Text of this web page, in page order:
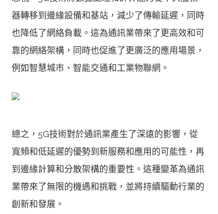
器轉移到邊緣設備和基站，減少了傳輸延遲，同時
也降低了網絡負載。這為通訊業帶來了更高效和可
靠的網絡架構，同時也促進了更廣泛的應用場景，
例如智慧城市、智能交通和工業物聯網。
總之，5G技術對於通訊業產生了深遠的影響，從
寬頻和低延遲的優勢到新服務和應用的可能性，再
到邊緣計算和分散架構的重要性。這種變革為通訊
業帶來了無限的機遇和挑戰，並將持續驅動行業的
創新和發展。